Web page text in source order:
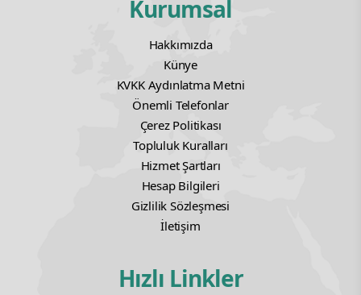
Kurumsal
Hakkımızda
Künye
KVKK Aydınlatma Metni
Önemli Telefonlar
Çerez Politikası
Topluluk Kuralları
Hizmet Şartları
Hesap Bilgileri
Gizlilik Sözleşmesi
İletişim
Hızlı Linkler